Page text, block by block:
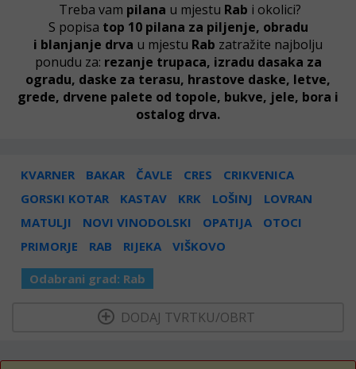
Treba vam pilana u mjestu Rab i okolici?
S popisa top 10 pilana za piljenje, obradu
i blanjanje drva u mjestu Rab zatražite najbolju
ponudu za: rezanje trupaca, izradu dasaka za
ogradu, daske za terasu, hrastove daske, letve,
grede, drvene palete od topole, bukve, jele, bora i
ostalog drva.
KVARNER BAKAR ČAVLE CRES
CRIKVENICA
GORSKI KOTAR
KASTAV KRK LOŠINJ
LOVRAN
MATULJI
NOVI VINODOLSKI OPATIJA
OTOCI
PRIMORJE
RAB RIJEKA VIŠKOVO
Odabrani grad: Rab
DODAJ TVRTKU/OBRT